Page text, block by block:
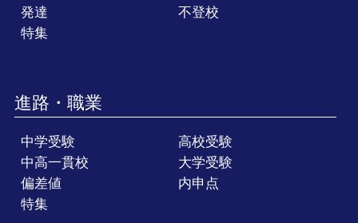
発達
不登校
特集
進路・職業
中学受験
高校受験
中高一貫校
大学受験
偏差値
内申点
特集